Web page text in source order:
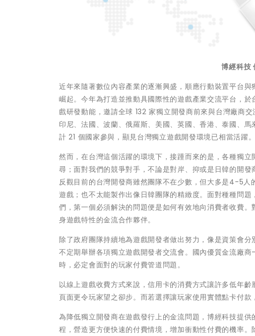
博經科技
近年來隨著數位內容產業的逐漸興盛，順應行動裝置平台
崛起。今年為打造並推動具國際性的遊戲產業交流平台，
戲研發動能，邀請全球 132 家獨立開發商前來與台灣廠商
印尼、法國、波蘭、俄羅斯、美國、英國、香港、泰國、
計 21 個國家參與，顯見台灣獨立遊戲開發環境已相當活躍。
然而，在台灣這個活躍的環境下，接踵而來的是，各種獨
尋；面對我們的競爭對手，不論是對岸、抑或是日韓的開
反觀目前的台灣開發商雖然團隊不在少數，但大多是4-5
遊戲；也不太能製作出像日韓團隊的精緻度。面對種種問
們，第一個必須解決的問題便是如何有效地向消費者收費
身遊戲特性的金流合作夥伴。
除了政府團隊持續地為遊戲開發者做出努力，像是資策會
不定期舉辦各項獨立遊戲開發者交流會。國內優質金流廠
時，必定會面對的玩家付費管道問題。
以線上遊戲收費方式來說，信用卡的消費方式讓許多低年
頁面更令玩家望之卻步。而若選擇讓玩家使用實體點卡付款
為降低獨立開發商在遊戲發行上的金流問題，博經科技提
程，營造更方便快速的付費情境，增加衝動性付費的機率